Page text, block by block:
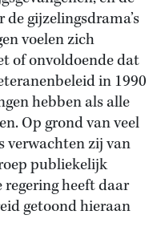
gijzelingsdrama’s
voelen zich
of onvoldoende dat
in 1990
hebben als alle
Op grond van veel
verwachten zij van
publiekelijk
heeft daar
getoond hieraan